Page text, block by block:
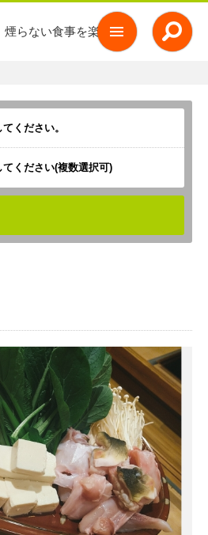
煙らない食事を楽しもう
ください(複数選択可)